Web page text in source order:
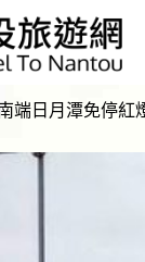
端日月潭免停